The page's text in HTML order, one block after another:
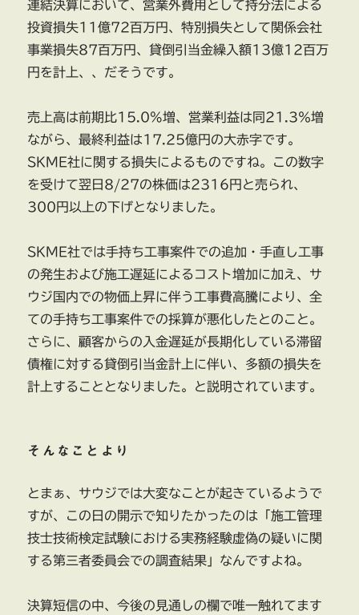
連結決算において、営業外費用として持分法による
投資損失11億72百万円、特別損失として関係会社
事業損失87百万円、貸倒引当金繰入額13億12百万
円を計上、、だそうです。
売上高は前期比15.0%増、営業利益は同21.3％増
ながら、最終利益は17.25億円の大赤字です。
SKME社に関する損失によるものですね。この数字
を受けて翌日8/27の株価は2316円と売られ、
300円以上の下げとなりました。
SKME社では手持ち工事案件での追加・手直し工事
の発生および施工遅延によるコスト増加に加え、サ
ウジ国内での物価上昇に伴う工事費高騰により、全
ての手持ち工事案件での採算が悪化したとのこと。
さらに、顧客からの入金遅延が長期化している滞留
債権に対する貸倒引当金計上に伴い、多額の損失を
計上することとなりました。と説明されています。
そんなことより
とまぁ、サウジでは大変なことが起きているようで
すが、この日の開示で知りたかったのは「施工管理
技士技術検定試験における実務経験虚偽の疑いに関
する第三者委員会での調査結果」なんですよね。
決算短信の中、今後の見通しの欄で唯一触れてます